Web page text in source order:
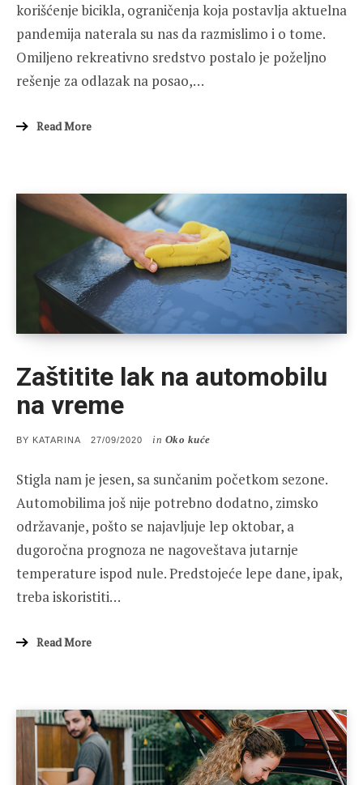
korišćenje bicikla, ograničenja koja postavlja aktuelna
pandemija naterala su nas da razmislimo i o tome.
Omiljeno rekreativno sredstvo postalo je poželjno
rešenje za odlazak na posao,…
Read More
Zaštitite lak na automobilu
na vreme
BY KATARINA
POSTED
27/09/2020 in Oko kuće
Stigla nam je jesen, sa sunčanim početkom sezone.
Automobilima još nije potrebno dodatno, zimsko
održavanje, pošto se najavljuje lep oktobar, a
dugoročna prognoza ne nagoveštava jutarnje
temperature ispod nule. Predstojeće lepe dane, ipak,
treba iskoristiti…
Read More